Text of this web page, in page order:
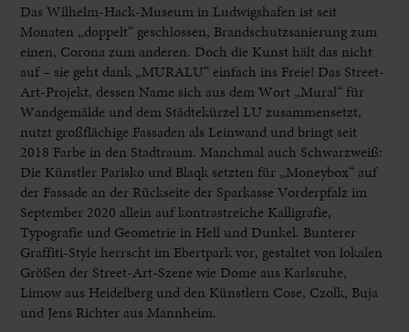
Das Wilhelm-Hack-Museum in Ludwigshafen ist seit
Monaten „doppelt“ geschlossen, Brandschutzsanierung zum
einen, Corona zum anderen. Doch die Kunst hält das nicht
auf – sie geht dank „MURALU“ einfach ins Freie! Das Street-
Art-Projekt, dessen Name sich aus dem Wort „Mural“ für
Wandgemälde und dem Städtekürzel LU zusammensetzt,
nutzt großflächige Fassaden als Leinwand und bringt seit
2018 Farbe in den Stadtraum. Manchmal auch Schwarzweiß:
Die Künstler Parisko und Blaqk setzten für „Moneybox“ auf
der Fassade an der Rückseite der Sparkasse Vorderpfalz im
September 2020 allein auf kontrastreiche Kalligrafie,
Typografie und Geometrie in Hell und Dunkel. Bunterer
Graffiti-Style herrscht im Ebertpark vor, gestaltet von lokalen
Größen der Street-Art-Szene wie Dome aus Karlsruhe,
Limow aus Heidelberg und den Künstlern Cose, Czolk, Buja
und Jens Richter aus Mannheim.